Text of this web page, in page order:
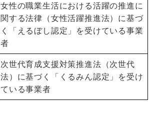
女性の職業生活における活躍の推進に
関する法律（女性活躍推進法）に基づ
く「えるぼし認定」を受けている事業
者
次世代育成支援対策推進法（次世代
法）に基づく「くるみん認定」を受け
ている事業者